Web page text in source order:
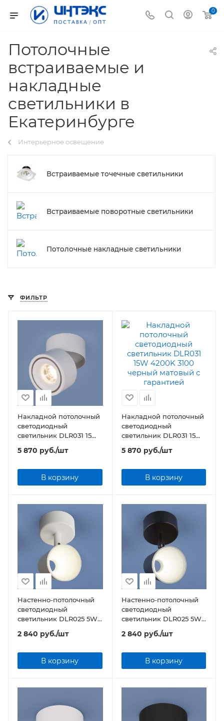
0
Потолочные
встраиваемые и
накладные
светильники в
Екатеринбурге
Интерьерное освещение
Встраиваемые точечные светильники
Встраиваемые поворотные светильники
Потолочные накладные светильники
ФИЛЬТР
Накладной потолочный
светодиодный
светильник DLR031 15W
4200K 3100 белый
матовый
5 870 руб./шт
В корзину
Накладной потолочный
светодиодный
светильник DLR031 15W
4200K 3100 черный
матовый
5 870 руб./шт
В корзину
Настенно-потолочный
светодиодный
светильник DLR025 5W
4200K белый матовый
2 840 руб./шт
В корзину
Настенно-потолочный
светодиодный
светильник DLR025 5W
4200K черный матовый
2 840 руб./шт
В корзину